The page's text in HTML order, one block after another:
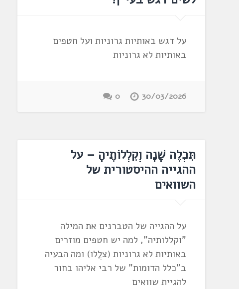
על דגש באותיות גרוניות ועל חטפים
באותיות לא גרוניות
30/03/2026
0
תִּכְלֶה שָׁנָה וְקִלְלוֹתֶיהָ – על
ההגייה ההיסטורית של
השוואים
על ההגייה של הטברנים את המילה
"וקללותיה", למה יש חטפים מוזרים
באותיות לא גרוניות (צלֲלו) ומה הבעיה
ב"כלל הדומות" של רבי אליהו בחור
להגיית שוואים